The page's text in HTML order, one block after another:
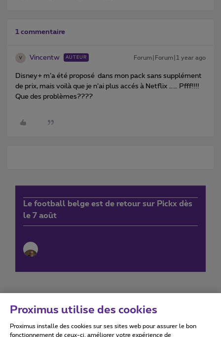
1 commentaire
V Vincentw AUTEUR Forum|Forum|1 year ago
Disney+ m’a été proposé dans mon pack sans supplément
de prix, mais voilà que je n’ai plus accés à Netflix …… Pfff!!!!
Que des problèmes????
Le football belge est de retour sur Pickx dès
le 7 août
Conditions d'utilisation Accessibility statement
Proximus utilise des cookies
Proximus installe des cookies sur ses sites web pour assurer le bon
fonctionnement de ceux-ci, améliorer votre expérience de